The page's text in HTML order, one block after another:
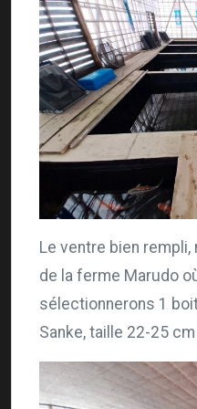
Le ventre bien
de la ferme Marudo
sélectionnerons 1
Sanke, taille 22-25